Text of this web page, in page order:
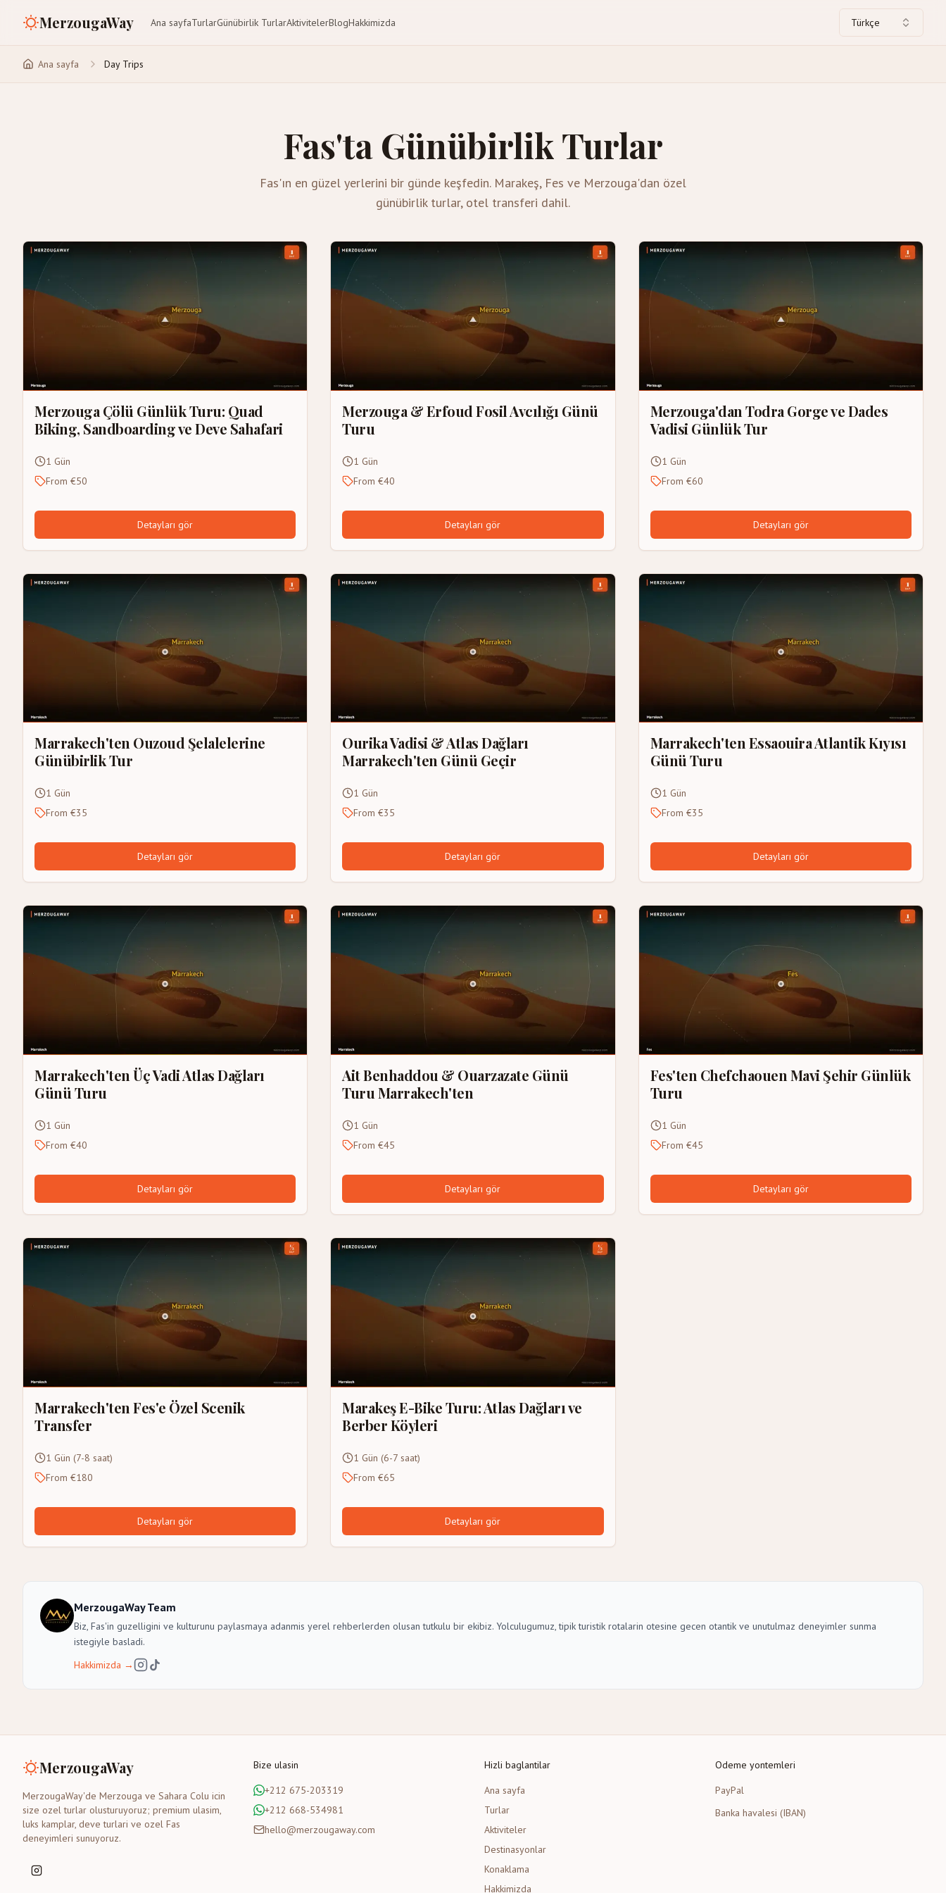
MerzougaWay Ana sayfaTurlarGünübirlik TurlarAktivitelerBlogHakkimizda Türkçe
Ana sayfa Day Trips
Fas'ta Günübirlik Turlar
Fas'ın en güzel yerlerini bir günde keşfedin. Marakeş, Fes ve Merzouga'dan özel
günübirlik turlar, otel transferi dahil.
Merzouga Çölü Günlük Turu: Quad
Biking, Sandboarding ve Deve Sahafari
1 Gün
From €50
Detayları gör
Merzouga & Erfoud Fosil Avcılığı Günü
Turu
1 Gün
From €40
Detayları gör
Merzouga'dan Todra Gorge ve Dades
Vadisi Günlük Tur
1 Gün
From €60
Detayları gör
Marrakech'ten Ouzoud Şelalelerine
Günübirlik Tur
1 Gün
From €35
Detayları gör
Ourika Vadisi & Atlas Dağları
Marrakech'ten Günü Geçir
1 Gün
From €35
Detayları gör
Marrakech'ten Essaouira Atlantik Kıyısı
Günü Turu
1 Gün
From €35
Detayları gör
Marrakech'ten Üç Vadi Atlas Dağları
Günü Turu
1 Gün
From €40
Detayları gör
Ait Benhaddou & Ouarzazate Günü
Turu Marrakech'ten
1 Gün
From €45
Detayları gör
Fes'ten Chefchaouen Mavi Şehir Günlük
Turu
1 Gün
From €45
Detayları gör
Marrakech'ten Fes'e Özel Scenik
Transfer
1 Gün (7-8 saat)
From €180
Detayları gör
Marakeş E-Bike Turu: Atlas Dağları ve
Berber Köyleri
1 Gün (6-7 saat)
From €65
Detayları gör
MerzougaWay Team
Biz, Fas'in guzelligini ve kulturunu paylasmaya adanmis yerel rehberlerden olusan tutkulu bir ekibiz. Yolculugumuz, tipik turistik rotalarin otesine gecen otantik ve unutulmaz deneyimler sunma
istegiyle basladi.
Hakkimizda →
MerzougaWay
MerzougaWay'de Merzouga ve Sahara Colu icin
size ozel turlar olusturuyoruz; premium ulasim,
luks kamplar, deve turlari ve ozel Fas
deneyimleri sunuyoruz.
Bize ulasin
+212 675-203319
+212 668-534981
hello@merzougaway.com
Hizli baglantilar
Ana sayfa
Turlar
Aktiviteler
Destinasyonlar
Konaklama
Hakkimizda
Odeme yontemleri
PayPal
Banka havalesi (IBAN)